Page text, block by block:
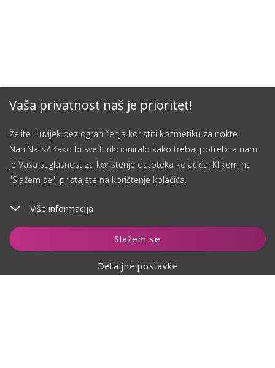
Vaša privatnost naš je prioritet!
Želite li uvijek bez ograničenja koristiti kozmetiku za nokte
NaniNails? Kako bi sve funkcioniralo kako treba, potrebna nam
je Vaša suglasnost za korištenje datoteka kolačića. Klikom na
"Slažem se", pristajete na korištenje kolačića.
Više informacija
Slažem se
Detaljne postavke